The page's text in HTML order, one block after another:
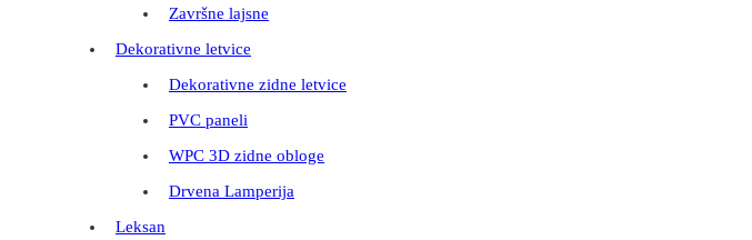
Završne lajsne
Dekorativne letvice
Dekorativne zidne letvice
PVC paneli
WPC 3D zidne obloge
Drvena Lamperija
Leksan